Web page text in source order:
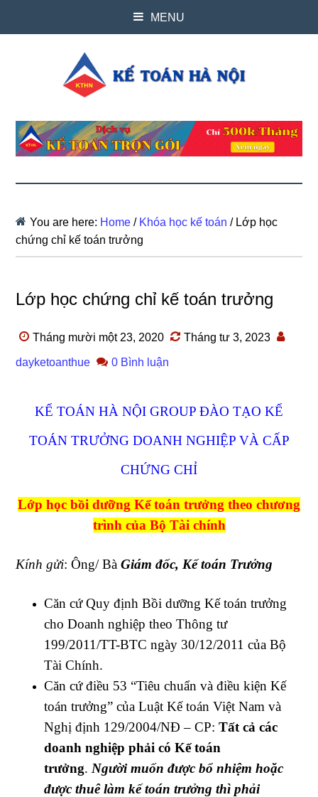
MENU
You are here: Home / Khóa học kế toán /Lớp học
chứng chỉ kế toán trưởng
Lớp học chứng chỉ kế toán trưởng
Tháng mười một 23, 2020 Tháng tư 3, 2023
dayketoanthue 0 Bình luận
KẾ TOÁN HÀ NỘI GROUP ĐÀO TẠO KẾ
TOÁN TRƯỞNG DOANH NGHIỆP VÀ CẤP
CHỨNG CHỈ
Lớp học bồi dưỡng Kế toán trưởng theo chương
trình của Bộ Tài chính
Kính gửi: Ông/ BàGiám đốc, Kế toán Trưởng
Căn cứ Quy định Bồi dưỡng Kế toán trưởng
cho Doanh nghiệp theo Thông tư
199/2011/TT-BTC ngày 30/12/2011 của Bộ
Tài Chính.
Căn cứ điều 53 “Tiêu chuẩn và điều kiện Kế
toán trưởng” của Luật Kế toán Việt Nam và
Nghị định 129/2004/NĐ – CP:Tất cả các
doanh nghiệp phải có Kế toán
trưởng. Người muốn được bổ nhiệm hoặc
được thuê làm kế toán trưởng thì phải